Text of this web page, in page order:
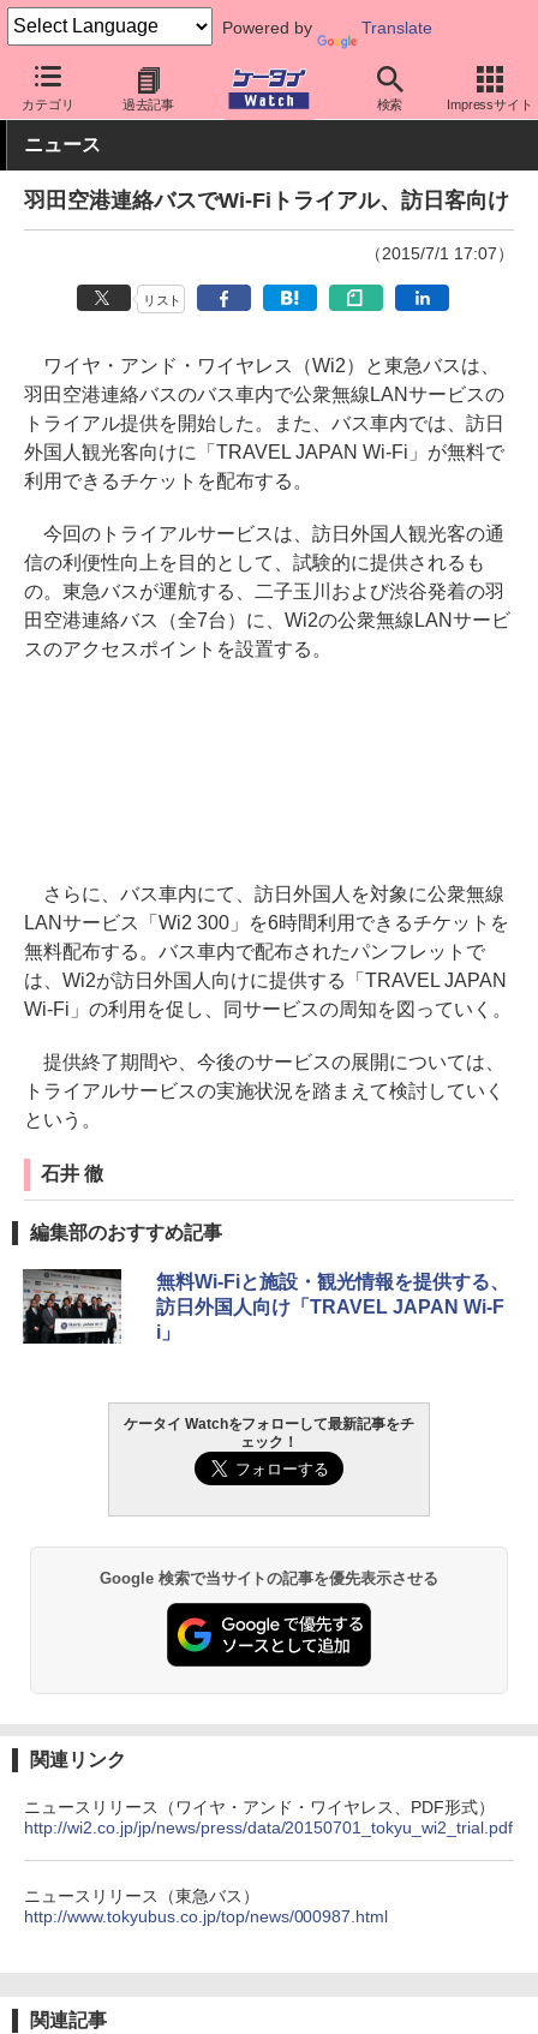
Powered by Translate
カテゴリ 過去記事 検索 Impressサイト
ケータイ Watch 格安スマホ/格安SIM 格安SIM/MVNO インバ
ニュース
羽田空港連絡バスでWi-Fiトライアル、訪日客向け
（2015/7/1 17:07）
リスト
ワイヤ・アンド・ワイヤレス（Wi2）と東急バスは、
羽田空港連絡バスのバス車内で公衆無線LANサービスの
トライアル提供を開始した。また、バス車内では、訪日
外国人観光客向けに「TRAVEL JAPAN Wi-Fi」が無料で
利用できるチケットを配布する。
今回のトライアルサービスは、訪日外国人観光客の通
信の利便性向上を目的として、試験的に提供されるも
の。東急バスが運航する、二子玉川および渋谷発着の羽
田空港連絡バス（全7台）に、Wi2の公衆無線LANサービ
スのアクセスポイントを設置する。
さらに、バス車内にて、訪日外国人を対象に公衆無線
LANサービス「Wi2 300」を6時間利用できるチケットを
無料配布する。バス車内で配布されたパンフレットで
は、Wi2が訪日外国人向けに提供する「TRAVEL JAPAN
Wi-Fi」の利用を促し、同サービスの周知を図っていく。
提供終了期間や、今後のサービスの展開については、
トライアルサービスの実施状況を踏まえて検討していく
という。
石井 徹
編集部のおすすめ記事
無料Wi-Fiと施設・観光情報を提供する、
訪日外国人向け「TRAVEL JAPAN Wi-F
i」
ケータイ Watchをフォローして最新記事をチ
ェック！
Google 検索で当サイトの記事を優先表示させる
関連リンク
ニュースリリース（ワイヤ・アンド・ワイヤレス、PDF形式）
http://wi2.co.jp/jp/news/press/data/20150701_tokyu_wi2_trial.pdf
ニュースリリース（東急バス）
http://www.tokyubus.co.jp/top/news/000987.html
関連記事